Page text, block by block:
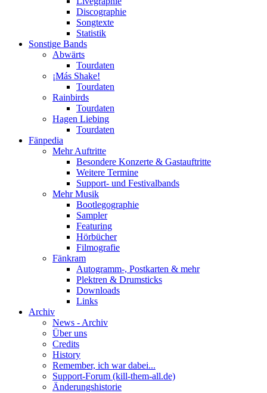
Discographie
Songtexte
Statistik
Sonstige Bands
Abwärts
Tourdaten
¡Más Shake!
Tourdaten
Rainbirds
Tourdaten
Hagen Liebing
Tourdaten
Fänpedia
Mehr Auftritte
Besondere Konzerte & Gastauftritte
Weitere Termine
Support- und Festivalbands
Mehr Musik
Bootlegographie
Sampler
Featuring
Hörbücher
Filmografie
Fänkram
Autogramm-, Postkarten & mehr
Plektren & Drumsticks
Downloads
Links
Archiv
News - Archiv
Über uns
Credits
History
Remember, ich war dabei...
Support-Forum (kill-them-all.de)
Änderungshistorie